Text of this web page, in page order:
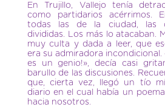
En Trujillo, Vallejo tenía
como partidarios acérrimos.
todas las de la ciudad, las
divididas. Los más lo atacaban.
muy culta y dada a leer, que
era su admiradora incondicional.
es un genio!», decía casi
barullo de las discusiones.
que, cierta vez, llegó un tío
diario en el cual había un
hacia nosotros.